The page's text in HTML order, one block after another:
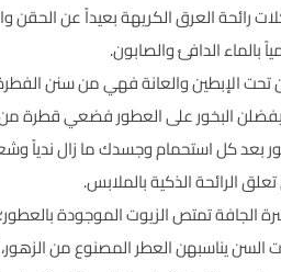
رائحة العرق الكريهة بعيداً عن الحقن
البخور بعد كل استحمام وجسدك ما زال
الرائحة الذكية بالملابس.